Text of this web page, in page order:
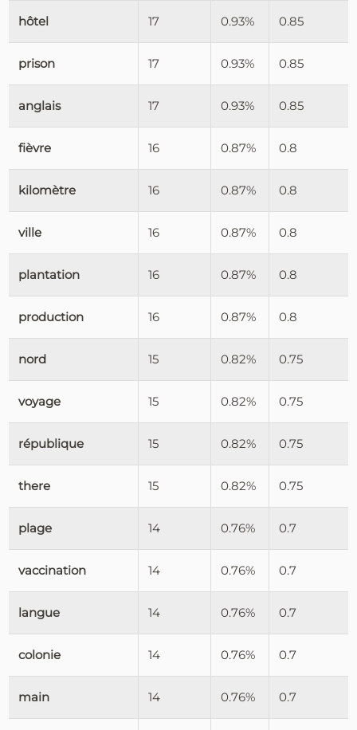
hôtel 17 0.93% 0.85
prison 17 0.93% 0.85
anglais 17 0.93% 0.85
fièvre 16 0.87% 0.8
kilomètre 16 0.87% 0.8
ville 16 0.87% 0.8
plantation 16 0.87% 0.8
production 16 0.87% 0.8
nord 15 0.82% 0.75
voyage 15 0.82% 0.75
république 15 0.82% 0.75
there 15 0.82% 0.75
plage 14 0.76% 0.7
vaccination 14 0.76% 0.7
langue 14 0.76% 0.7
colonie 14 0.76% 0.7
main 14 0.76% 0.7